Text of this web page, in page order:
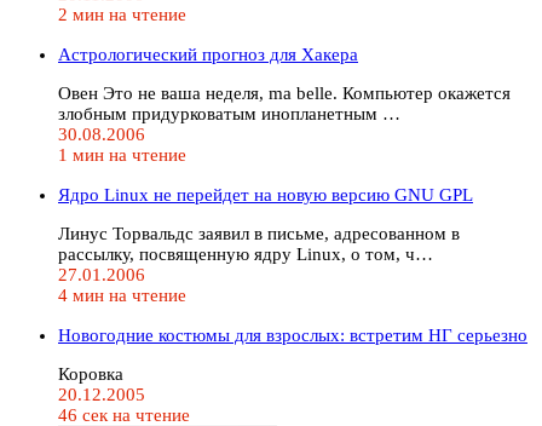
2 мин на чтение
Астрологический прогноз для Хакера
Овен Это не ваша неделя, ma belle. Компьютер окажется
злобным придурковатым инопланетным …
30.08.2006
1 мин на чтение
Ядро Linux не перейдет на новую версию GNU GPL
Линус Торвальдс заявил в письме, адресованном в
рассылку, посвященную ядру Linux, о том, ч…
27.01.2006
4 мин на чтение
Hовогодние костюмы для взрослых: встретим HГ серьезно
Коровка
20.12.2005
46 сек на чтение